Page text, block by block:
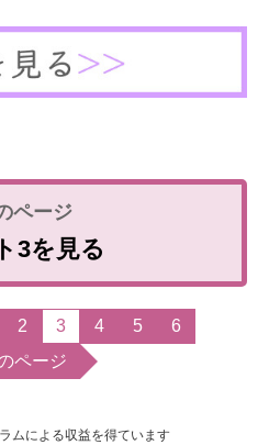
3を見る
2 3 4 5
6
ページ
ムによる収益を得ています